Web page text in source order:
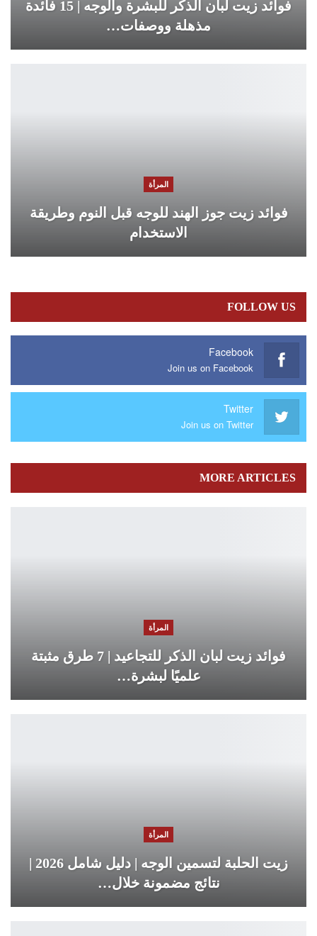
فوائد زيت لبان الذكر للبشرة والوجه | 15 فائدة
مذهلة ووصفات…
المرأة
فوائد زيت جوز الهند للوجه قبل النوم وطريقة
الاستخدام
FOLLOW US
Facebook
Join us on Facebook
Twitter
Join us on Twitter
MORE ARTICLES
المرأة
فوائد زيت لبان الذكر للتجاعيد | 7 طرق مثبتة
علميًا لبشرة…
المرأة
زيت الحلبة لتسمين الوجه | دليل شامل 2026 |
نتائج مضمونة خلال…